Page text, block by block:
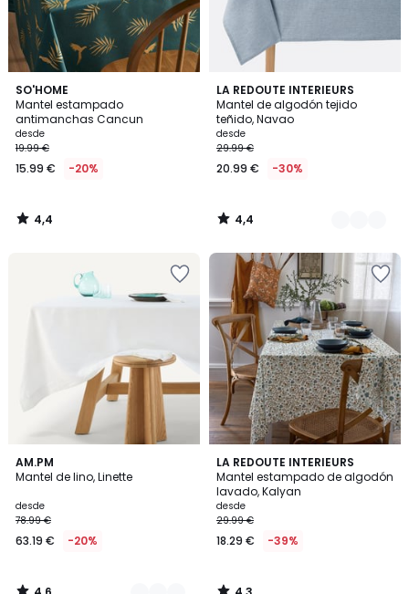
SO'HOME
Mantel estampado
antimanchas Cancun
desde
19.99 €
15.99 € -20%
4,4
/ 5
4,4
/
LA REDOUTE INTERIEURS
Mantel de algodón tejido
teñido, Navao
desde
29.99 €
20.99 € -30%
4,4
/ 5
3
Colores
4,4
/
AM.PM
Mantel de lino, Linette
desde
78.99 €
63.19 € -20%
4,6
/ 5
2
Colores
LA REDOUTE INTERIEURS
Mantel estampado de algodón
lavado, Kalyan
desde
29.99 €
18.29 € -39%
4,3
/ 5